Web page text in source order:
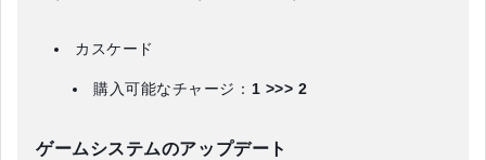
カスケード
購入可能なチャージ： 1 >>> 2
ゲームシステムのアップデート